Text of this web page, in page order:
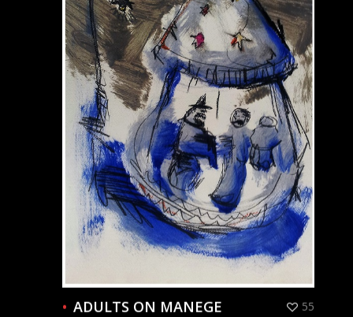
ADULTS ON MANEGE 55